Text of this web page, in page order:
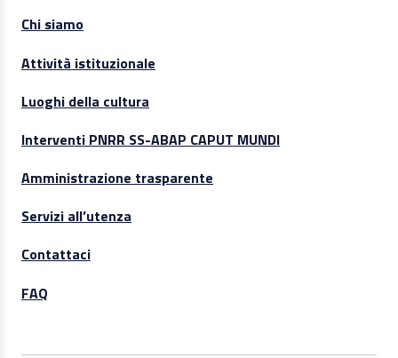
Chi siamo
Attività istituzionale
Luoghi della cultura
Interventi PNRR SS-ABAP CAPUT MUNDI
Amministrazione trasparente
Servizi all’utenza
Contattaci
FAQ